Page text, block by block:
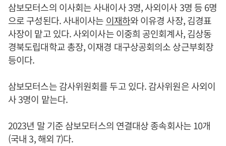
삼보모터스의 이사회는 사내이사 3명, 사외이사 3명 등 6명
으로 구성된다. 사내이사는 이재하와 이유경 사장, 김경표
사장이 맡고 있다. 사외이사는 이중희 공인회계사, 김상동
경북도립대학교 총장, 이재경 대구상공회의소 상근부회장
등이다.
삼보모터스는 감사위원회를 두고 있다. 감사위원은 사외이
사 3명이 맡는다.
2023년 말 기준 삼보모터스의 연결대상 종속회사는 10개
(국내 3, 해외 7)다.